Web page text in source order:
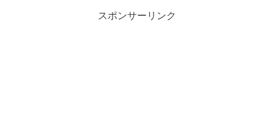
スポンサーリンク